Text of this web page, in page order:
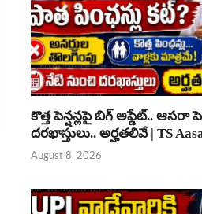
కొత్త పెన్షన్లపై బిగ్ అప్డేట్.. ఆసరా
దరఖాస్తులు.. అర్హతలివే | TS
August 8, 2026